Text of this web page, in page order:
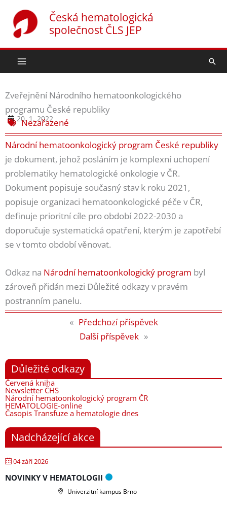
obsah
Česká hematologická
společnost ČLS JEP
Zveřejnění Národního hematoonkologického
programu České republiky
20. 1. 2022
Nezařazené
Národní hematoonkologický program České republiky
je dokument, jehož posláním je komplexní uchopení
problematiky hematologické onkologie v ČR.
Dokument popisuje současný stav k roku 2021,
popisuje organizaci hematoonkologické péče v ČR,
definuje prioritní cíle pro období 2022-2030 a
doporučuje systematická opatření, kterým je zapotřebí
se v tomto období věnovat.
Odkaz na Národní hematoonkologický program byl
zároveň přidán mezi Důležité odkazy v pravém
postranním panelu.
« Předchozí příspěvek
Další příspěvek »
Důležité odkazy
Červená kniha
Newsletter ČHS
Národní hematoonkologický program ČR
HEMATOLOGIE-online
Časopis Transfuze a hematologie dnes
Nadcházející akce
04 září 2026
NOVINKY V HEMATOLOGII
Univerzitní kampus Brno